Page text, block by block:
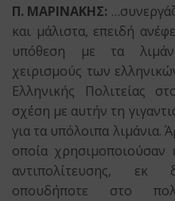
Π. ΜΑΡΙΝΑΚΗΣ:
και μάλιστα, επειδή
υπόθεση με τα
χειρισμούς των
Ελληνικής Πολιτείας
σχέση με αυτήν τη
για τα υπόλοιπα λιμάνια.
οποία χρησιμοποιούσαν
αντιπολίτευσης, εκ
οπουδήποτε στο